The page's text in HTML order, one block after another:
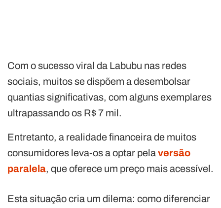
Com o sucesso viral da Labubu nas redes
sociais, muitos se dispõem a desembolsar
quantias significativas, com alguns exemplares
ultrapassando os R$ 7 mil.
Entretanto, a realidade financeira de muitos
consumidores leva-os a optar pelaversão
paralela, que oferece um preço mais acessível.
Esta situação cria um dilema: como diferenciar